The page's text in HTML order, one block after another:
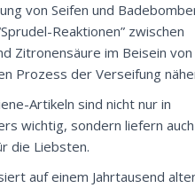
von Seifen und
Reaktionen” zwischen
Zitronensäure im Beisein von
Prozess der Verseifung
Artikeln sind nicht nur in
wichtig, sondern liefern auch
die Liebsten.
auf einem Jahrtausend